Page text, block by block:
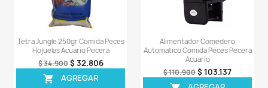
Sea el primero en escribir una reseña